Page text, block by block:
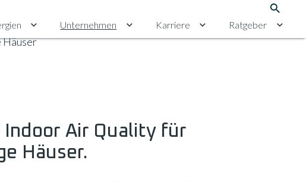
umschalten
Untermenü für Erneuerbare Energien umschalten
Unternehmen Untermenü für Unternehmen umschalten
Karriere Untermenü für Karriere
Ratgeber
Häuser
Indoor Air Quality für
Häuser.